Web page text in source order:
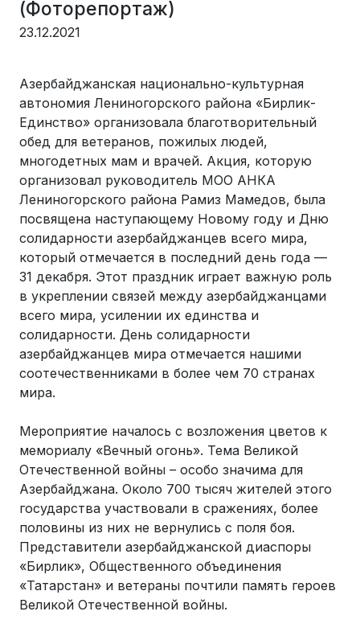
(Фоторепортаж)
23.12.2021
Азербайджанская национально-культурная
автономия Лениногорского района «Бирлик-
Единство» организовала благотворительный
обед для ветеранов, пожилых людей,
многодетных мам и врачей. Акция, которую
организовал руководитель МОО АНКА
Лениногорского района Рамиз Мамедов, была
посвящена наступающему Новому году и Дню
солидарности азербайджанцев всего мира,
который отмечается в последний день года —
31 декабря. Этот праздник играет важную роль
в укреплении связей между азербайджанцами
всего мира, усилении их единства и
солидарности. День солидарности
азербайджанцев мира отмечается нашими
соотечественниками в более чем 70 странах
мира.
Мероприятие началось с возложения цветов к
мемориалу «Вечный огонь». Тема Великой
Отечественной войны – особо значима для
Азербайджана. Около 700 тысяч жителей этого
государства участвовали в сражениях, более
половины из них не вернулись с поля боя.
Представители азербайджанской диаспоры
«Бирлик», Общественного объединения
«Татарстан» и ветераны почтили память героев
Великой Отечественной войны.